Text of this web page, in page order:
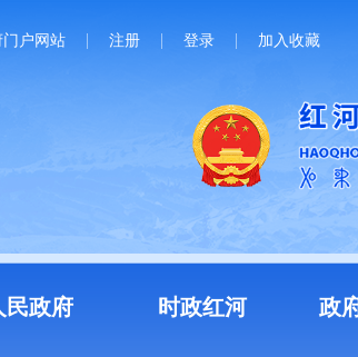
户网站 注册 登录 加入收藏
民政府 时政红河 政